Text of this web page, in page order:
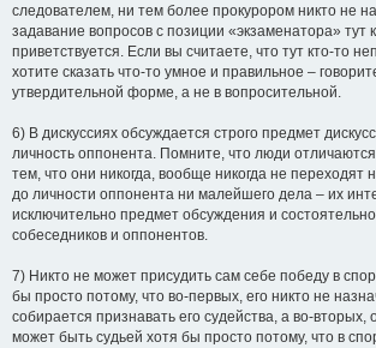
следователем, ни тем более прокурором никто не
задавание вопросов с позиции «экзаменатора» тут
приветствуется. Если вы считаете, что тут кто-то
хотите сказать что-то умное и правильное –
утвердительной форме, а не в вопросительной.
6) В дискуссиях обсуждается строго предмет
личность оппонента. Помните, что люди
тем, что они никогда, вообще никогда не переходят
до личности оппонента ни малейшего дела – их
исключительно предмет обсуждения и
собеседников и оппонентов.
7) Никто не может присудить сам себе победу в
бы просто потому, что во-первых, его никто не
собирается признавать его судейства, а во-вторых,
может быть судьей хотя бы просто потому, что в